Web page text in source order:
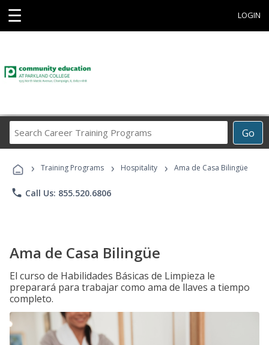
☰ LOGIN
Go
Career
Programs
› Training Programs › Hospitality › Ama de Casa Bilingüe
phone Call Us: 855.520.6806
Ama de Casa Bilingüe
El curso de Habilidades Básicas de Limpieza le
preparará para trabajar como ama de llaves a tiempo
completo.